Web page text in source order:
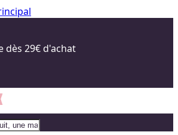
dès 29€ d'achat